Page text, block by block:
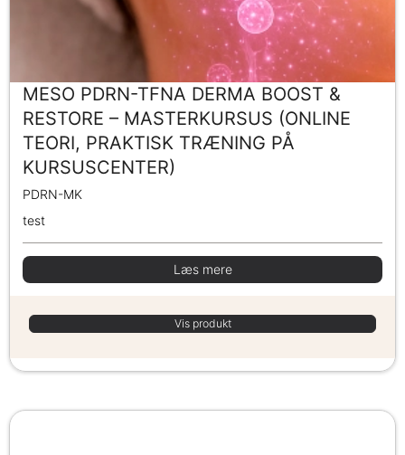
MESO PDRN-TFNA DERMA BOOST &
RESTORE – MASTERKURSUS (ONLINE
TEORI, PRAKTISK TRÆNING PÅ
KURSUSCENTER)
PDRN-MK
test
Læs mere
Vis produkt